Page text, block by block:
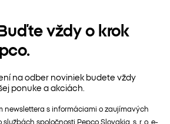
vždy o krok
na odber noviniek budete vždy
ponuke a akciách.
newslettera s informáciami o zaujímavých
spoločnosti Pepco Slovakia, s. r. o. e-